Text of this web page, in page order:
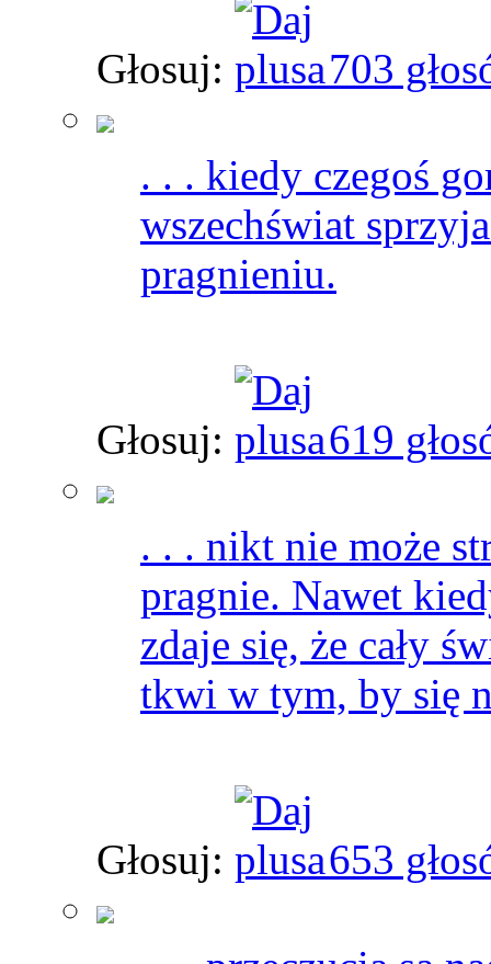
Głosuj: 703
. . . kiedy czegoś
wszechświat
pragnieniu.
Głosuj: 619
. . . nikt nie może
pragnie. Nawet
zdaje się, że cały
tkwi w tym, by się
Głosuj: 653